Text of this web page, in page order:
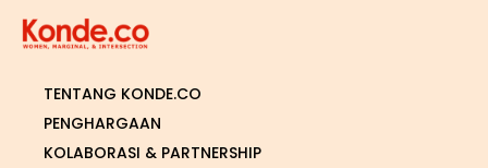
TENTANG KONDE.CO
PENGHARGAAN
KOLABORASI & PARTNERSHIP